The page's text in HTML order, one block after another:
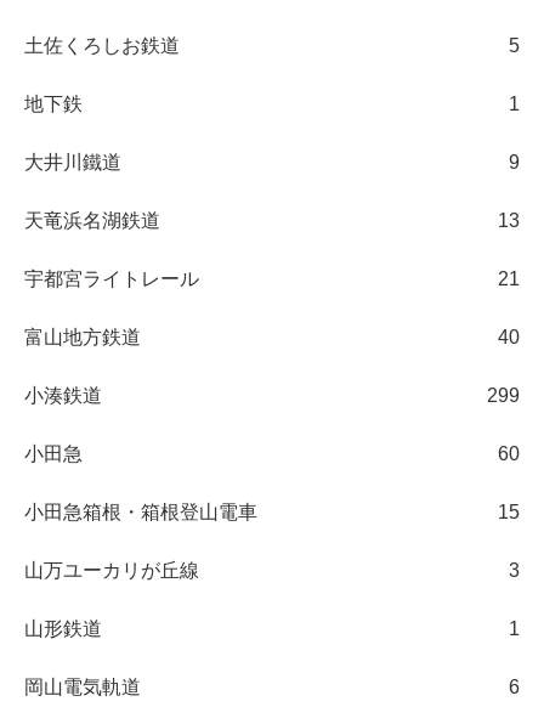
土佐くろしお鉄道 5
地下鉄 1
大井川鐵道 9
天竜浜名湖鉄道 13
宇都宮ライトレール 21
富山地方鉄道 40
小湊鉄道 299
小田急 60
小田急箱根・箱根登山電車 15
山万ユーカリが丘線 3
山形鉄道 1
岡山電気軌道 6